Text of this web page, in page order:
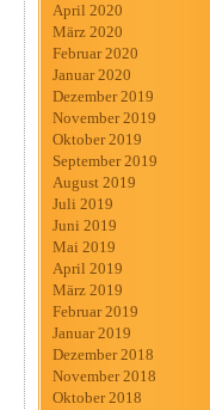
April 2020
März 2020
Februar 2020
Januar 2020
Dezember 2019
November 2019
Oktober 2019
September 2019
August 2019
Juli 2019
Juni 2019
Mai 2019
April 2019
März 2019
Februar 2019
Januar 2019
Dezember 2018
November 2018
Oktober 2018